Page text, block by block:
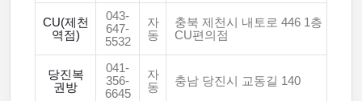
CU(제천
역점)
043-
647-
5532
자
동
충북 제천시 내토로 446 1층
CU편의점
당진복
권방
041-
356-
6645
자
동
충남 당진시 교동길 140